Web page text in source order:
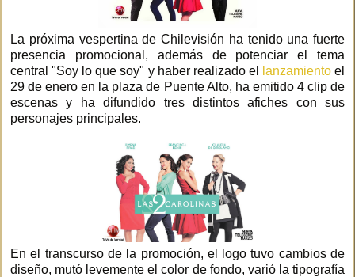
La próxima vespertina de Chilevisión ha tenido una fuerte
presencia promocional, además de potenciar el tema
central "Soy lo que soy" y haber realizado el
lanzamientoel
29 de enero en la plaza de Puente Alto, ha emitido 4 clip de
escenas y ha difundido tres distintos afiches con sus
personajes principales.
En el transcurso de la promoción, el logo tuvo cambios de
diseño, mutó levemente el color de fondo, varió la tipografía